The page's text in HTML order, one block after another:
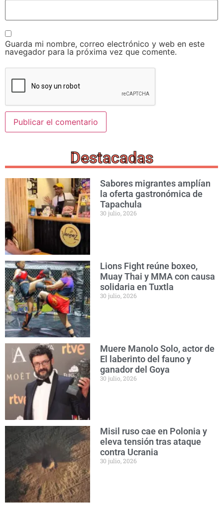
Guarda mi nombre, correo electrónico y web en este
navegador para la próxima vez que comente.
Destacadas
Sabores migrantes amplían
la oferta gastronómica de
Tapachula
30 julio, 2026
Lions Fight reúne boxeo,
Muay Thai y MMA con causa
solidaria en Tuxtla
30 julio, 2026
Muere Manolo Solo, actor de
El laberinto del fauno y
ganador del Goya
30 julio, 2026
Misil ruso cae en Polonia y
eleva tensión tras ataque
contra Ucrania
30 julio, 2026